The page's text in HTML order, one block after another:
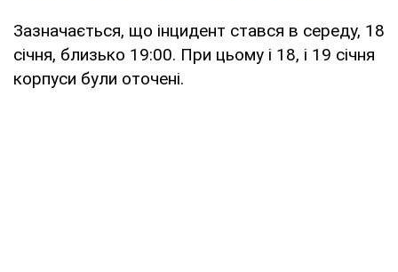
Зазначається, що інцидент стався в середу, 18
січня, близько 19:00. При цьому і 18, і 19 січня
корпуси були оточені.